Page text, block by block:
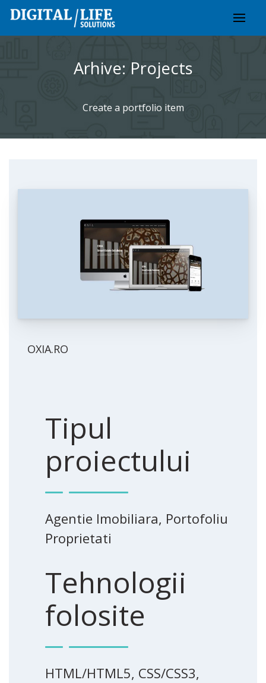
Skip
content
Arhive: Projects
Create a portfolio item
OXIA.RO
Tipul
proiectului
Agentie Imobiliara, Portofoliu
Proprietati
Tehnologii
folosite
HTML/HTML5, CSS/CSS3,